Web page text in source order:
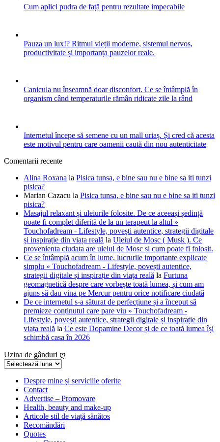
Cum aplici pudra de față pentru rezultate impecabile
Pauza un lux!? Ritmul vieții moderne, sistemul nervos,
productivitate și importanța pauzelor reale.
Canicula nu înseamnă doar disconfort. Ce se întâmplă în
organism când temperaturile rămân ridicate zile la rând
Internetul începe să semene cu un mall uriaș. Și cred că acesta
este motivul pentru care oamenii caută din nou autenticitate
Comentarii recente
Alina Roxana la Pisica tunsa, e bine sau nu e bine sa iti tunzi
pisica?
Marian Cazacu la Pisica tunsa, e bine sau nu e bine sa iti tunzi
pisica?
Masajul relaxant și uleiurile folosite. De ce aceeași ședință
poate fi complet diferită de la un terapeut la altul »
Touchofadream - Lifestyle, povești autentice, strategii digitale
și inspirație din viața reală la Uleiul de Mosc ( Musk ). Ce
provenienta ciudata are uleiul de Mosc si cum poate fi folosit.
Ce se întâmplă acum în lume, lucrurile importante explicate
simplu » Touchofadream - Lifestyle, povești autentice,
strategii digitale și inspirație din viața reală la Furtuna
geomagnetică despre care vorbește toată lumea, și cum am
ajuns să dau vina pe Mercur pentru orice notificare ciudată
De ce internetul s-a săturat de perfecțiune și a început să
premieze conținutul care pare viu » Touchofadream -
Lifestyle, povești autentice, strategii digitale și inspirație din
viața reală la Ce este Dopamine Decor și de ce toată lumea își
schimbă casa în 2026
Uzina de gânduri ღ
Uzina
gânduriDespre mine și serviciile oferite
Contact
Advertise – Promovare
Health, beauty and make-up
Articole stil de viață sănătos
Recomăndări
Quotes